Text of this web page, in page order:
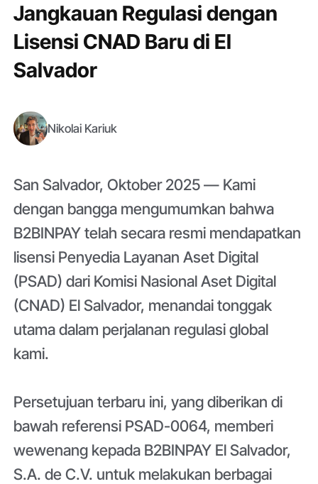
Jangkauan Regulasi dengan
Lisensi CNAD Baru di El
Salvador
Nikolai Kariuk
San Salvador, Oktober 2025 — Kami
dengan bangga mengumumkan bahwa
B2BINPAY telah secara resmi mendapatkan
lisensi Penyedia Layanan Aset Digital
(PSAD) dari Komisi Nasional Aset Digital
(CNAD) El Salvador, menandai tonggak
utama dalam perjalanan regulasi global
kami.
Persetujuan terbaru ini, yang diberikan di
bawah referensi PSAD-0064, memberi
wewenang kepada B2BINPAY El Salvador,
S.A. de C.V. untuk melakukan berbagai